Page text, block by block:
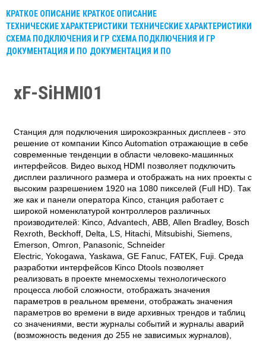
КРАТКОЕ ОПИСАНИЕ КРАТКОЕ ОПИСАНИЕ
ТЕХНИЧЕСКИЕ ХАРАКТЕРИСТИКИ ТЕХНИЧЕСКИЕ ХАРАКТЕРИСТИКИ
СХЕМА ПОДКЛЮЧЕНИЯ И ГР СХЕМА ПОДКЛЮЧЕНИЯ И ГР
ДОКУМЕНТАЦИЯ И ПО ДОКУМЕНТАЦИЯ И ПО
xF-SiHMI01
Станция для подключения широкоэкранных дисплеев - это
решение от компании Kinco Automation отражающие в себе
современные тенденции в области человеко-машинных
интерфейсов. Видео выход HDMI позволяет подключить
дисплеи различного размера и отображать на них проекты с
высоким разрешением 1920 на 1080 пикселей (Full HD). Так
же как и панели оператора Kinco, станция работает с
широкой номенклатурой контроллеров различных
производителей: Kinco, Advantech ABB, Allen Bradley, Bosch
Rexroth, Beckhoff, Delta, LS, Hitachi, Mitsubishi, Siemens,
Emerson, Omron, Panasonic, Schneider
Electric, Yokogawa, Yaskawa, GE Fanuc, FATEK, Fuji. Среда
разработки интерфейсов Kinco Dtools позволяет
реализовать в проекте мнемосхемы технологического
процесса любой сложности, отображать значения
параметров в реальном времени, отображать значения
параметров во времени в виде архивных трендов и таблиц
со значениями, вести журналы событий и журналы аварий
(возможность ведения до 255 не зависимых журналов),